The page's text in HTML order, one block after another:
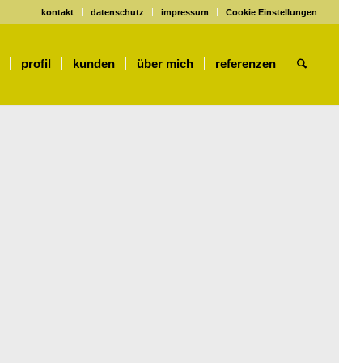
kontakt datenschutz impressum Cookie Einstellungen
profil kunden über mich referenzen